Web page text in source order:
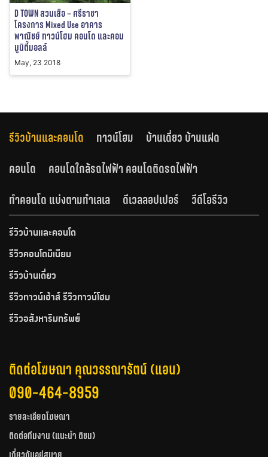
D TOWN สวนเสือ – ศรีราชา
โครงการ Mixed Use อาคาร
พาณิชย์ ทาวน์โฮม คอนโด และคอม
มูนิตี้มอลล์
May, 23 2018
รีวิวบ้านและคอนโด ทาวน์โฮม
บ้านเดี่ยว บ้านแฝด
คอนโด
คอนโดใกล้รถไฟฟ้า คอนโดติดรถไฟฟ้า
ทำคอนโด แบ่งตามทำเลเล
ดีเวลลอปเปอร์ วีดีโอรีวิว
รีวิวบ้านและคอนโด
รีวิวคอนโดมิเนียม
รีวิวบ้านเดี่ยว
รีวิวทาวน์เฮ้าส์ รีวิวทาวน์โฮม
รีวิวอสังหาริมทรัพย์
ติดต่อโฆษณา คุณวรรณารัตน์ (แอน)
090-464-8959
รายละเอียดโฆษณา
ติดต่อทีมงาน (แนะนำ ติชม)